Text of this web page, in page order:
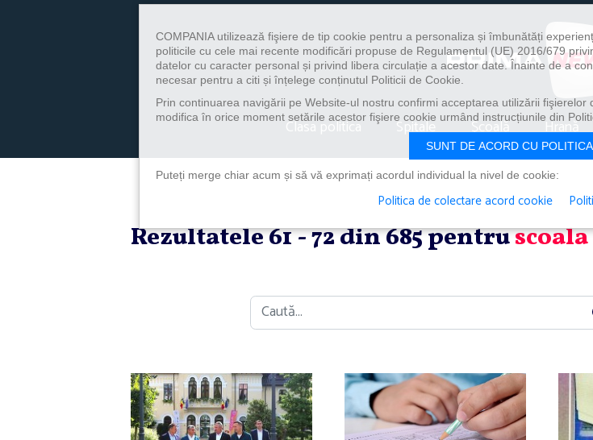
Clasa politica Spitale Școală Hrană
Rezultatele 61 - 72 din 685 pentruscoala
Caută
COMPANIA utilizează fişiere de tip cookie pentru a personaliza și îmbunătăți
politicile cu cele mai recente modificări propuse de Regulamentul (UE) 2016/679
datelor cu caracter personal și privind libera circulație a acestor date. Înainte de a
necesar pentru a citi și înțelege conținutul Politicii de Cookie.
Prin continuarea navigării pe Website-ul nostru confirmi acceptarea utilizării
modifica în orice moment setările acestor fişiere cookie urmând instrucțiunile din
SUNT DE ACORD CU
Puteți merge chiar acum și să vă exprimați acordul individual la nivel de cookie:
Politica de colectare acord cookie